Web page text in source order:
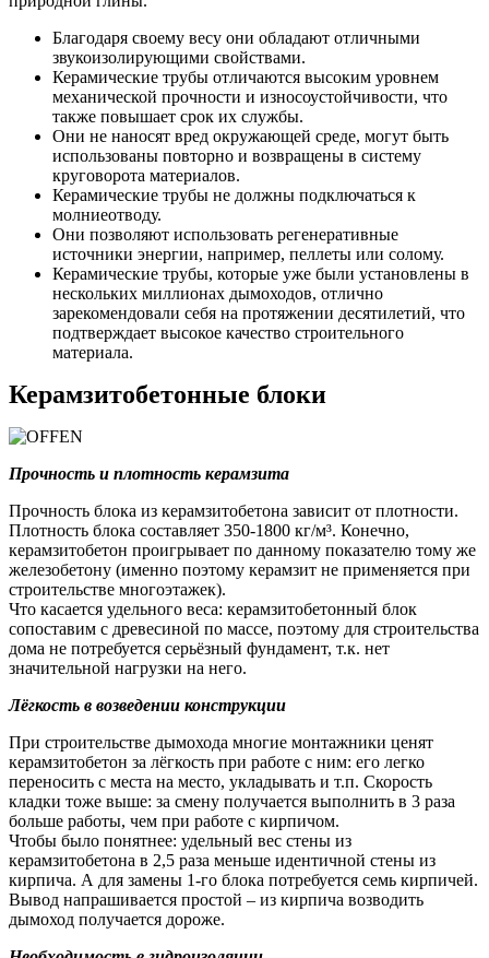
Благодаря своему весу они обладают отличными
звукоизолирующими свойствами.
Керамические трубы отличаются высоким уровнем
механической прочности и износоустойчивости, что
также повышает срок их службы.
Они не наносят вред окружающей среде, могут быть
использованы повторно и возвращены в систему
круговорота материалов.
Керамические трубы не должны подключаться к
молниеотводу.
Они позволяют использовать регенеративные
источники энергии, например, пеллеты или солому.
Керамические трубы, которые уже были установлены в
нескольких миллионах дымоходов, отлично
зарекомендовали себя на протяжении десятилетий, что
подтверждает высокое качество строительного
материала.
Керамзитобетонные блоки
Прочность и плотность керамзита
Прочность блока из керамзитобетона зависит от плотности.
Плотность блока составляет 350-1800 кг/м³. Конечно,
керамзитобетон проигрывает по данному показателю тому же
железобетону (именно поэтому керамзит не применяется при
строительстве многоэтажек).
Что касается удельного веса: керамзитобетонный блок
сопоставим с древесиной по массе, поэтому для строительства
дома не потребуется серьёзный фундамент, т.к. нет
значительной нагрузки на него.
Лёгкость в возведении конструкции
При строительстве дымохода многие монтажники ценят
керамзитобетон за лёгкость при работе с ним: его легко
переносить с места на место, укладывать и т.п. Скорость
кладки тоже выше: за смену получается выполнить в 3 раза
больше работы, чем при работе с кирпичом.
Чтобы было понятнее: удельный вес стены из
керамзитобетона в 2,5 раза меньше идентичной стены из
кирпича. А для замены 1-го блока потребуется семь кирпичей.
Вывод напрашивается простой – из кирпича возводить
дымоход получается дороже.